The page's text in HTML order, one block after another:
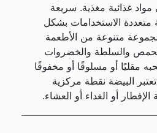
غذائية مغذية. سريعة
متعددة الاستخدامات بشكل
متنوعة من الأطعمة
والسلطة والخضروات
مقليًا أو مسلوقًا أو مخفوقًا
البيضة نقطة مركزية
أو الغداء أو العشاء.